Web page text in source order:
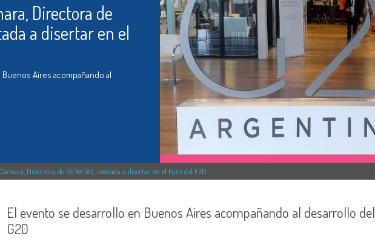
Directora de
a disertar en el
Aires acompañando al
Directora de GENESIS, invitada a disertar en el Foro del F20
El evento se desarrollo en Buenos Aires acompañando al desarrollo del
G20